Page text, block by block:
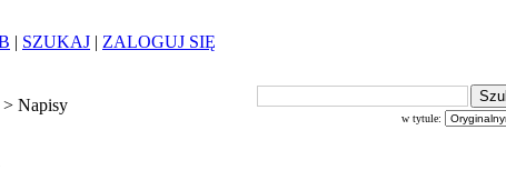
| SZUKAJ | ZALOGUJ SIĘ
> Napisy
w tytule: